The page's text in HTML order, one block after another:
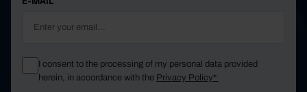
I consent to the processing of my personal data provided
herein, in accordance with the Privacy Policy*